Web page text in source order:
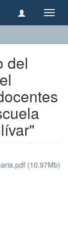
del
(10.97Mb)